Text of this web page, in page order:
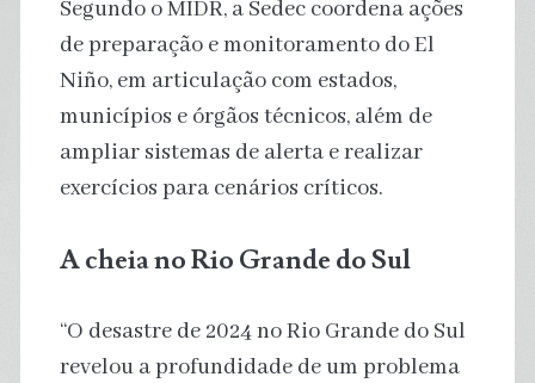
Segundo o MIDR, a Sedec coordena ações
de preparação e monitoramento do El
Niño, em articulação com estados,
municípios e órgãos técnicos, além de
ampliar sistemas de alerta e realizar
exercícios para cenários críticos.
A cheia no Rio Grande do Sul
“O desastre de 2024 no Rio Grande do Sul
revelou a profundidade de um problema